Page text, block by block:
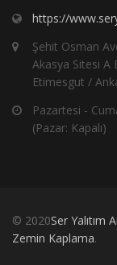
https://
Şehit Osman
Akasya Sitesi A
Etimesgut /
Pazartesi -
(Pazar: Kapalı)
© 2020Ser Yalıtım
Zemin Kaplama.